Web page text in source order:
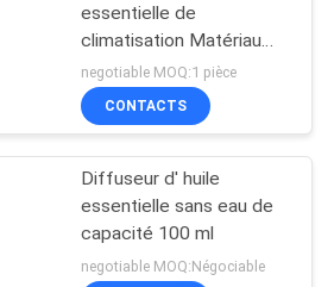
essentielle de
climatisation Matériau
PP Adapté à 300 - 400
mètres cubes
negotiable MOQ:1 pièce
CONTACTS
Diffuseur d' huile
essentielle sans eau de
capacité 100 ml
negotiable MOQ:Négociable